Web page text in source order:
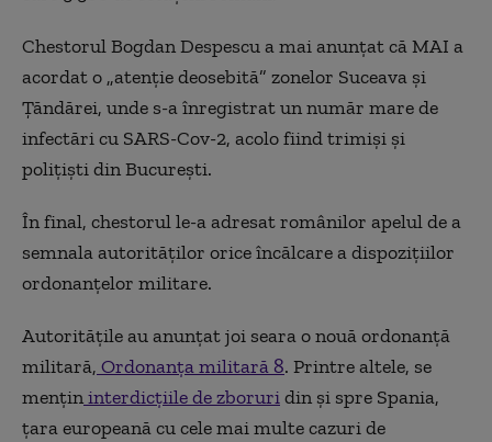
Chestorul Bogdan Despescu a mai anunţat că MAI a
acordat o „atenţie deosebită” zonelor Suceava şi
Ţăndărei, unde s-a înregistrat un număr mare de
infectări cu SARS-Cov-2, acolo fiind trimişi şi
poliţişti din Bucureşti.
În final, chestorul le-a adresat românilor apelul de a
semnala autorităților orice încălcare a dispozițiilor
ordonanțelor militare.
Autoritățile au anunțat joi seara o nouă ordonanță
militară, Ordonanța militară 8. Printre altele, se
mențininterdicțiile de zboruridin și spre Spania,
țara europeană cu cele mai multe cazuri de